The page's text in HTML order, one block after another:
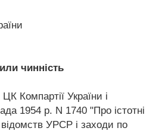
чинність
Компартії України і
1954 р. N 1740 "Про істотні
відомств УРСР і заходи по